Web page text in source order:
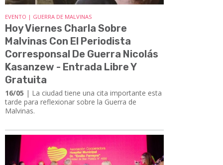
EVENTO | GUERRA DE MALVINAS
Hoy Viernes Charla Sobre
Malvinas Con El Periodista
Corresponsal De Guerra Nicolás
Kasanzew - Entrada Libre Y
Gratuita
16/05 | La ciudad tiene una cita importante esta
tarde para reflexionar sobre la Guerra de
Malvinas.